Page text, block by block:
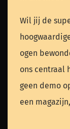
Wil jij de
ogen
ons centraal
geen demo
een